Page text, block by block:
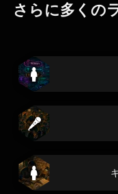
さらに多くの